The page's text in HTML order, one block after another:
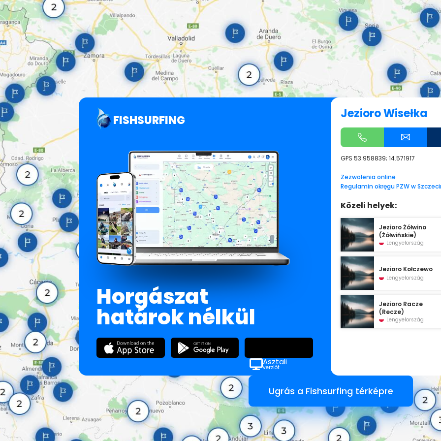
FISHSURFING
Horgászat
határok nélkül
Asztali
verziót
Jezioro Wisełka
GPS 53.958839; 14.571917
Zezwolenia online
Regulamin okręgu PZW w
Közeli helyek:
Jezioro Żółwino
(Żółwińskie)
Lengyelország
Jezioro Kołczewo
Lengyelország
Jezioro Racze
(Recze)
Lengyelország
Ugrás a Fishsurfing térképre